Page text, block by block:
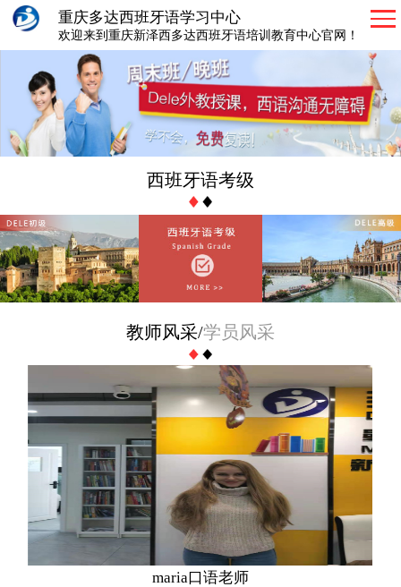
重庆多达西班牙语学习中心
欢迎来到重庆新泽西多达西班牙语培训教育中心官网！
西班牙语考级
教师风采/学员风采
maria口语老师